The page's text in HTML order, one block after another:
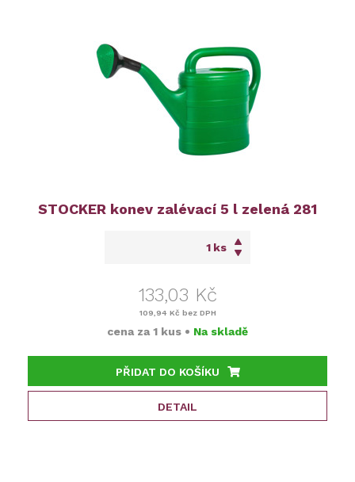
STOCKER konev zalévací 5 l zelená 281
ks
133,03 Kč
109,94 Kč bez DPH
cena za 1 kus • Na skladě
PŘIDAT DO KOŠÍKU
DETAIL